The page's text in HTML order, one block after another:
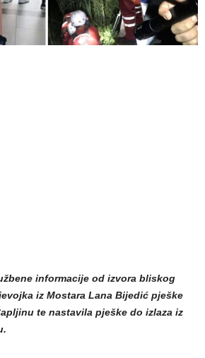
informacije od izvora bliskog
iz Mostara Lana Bijedić pješke
te nastavila pješke do izlaza iz